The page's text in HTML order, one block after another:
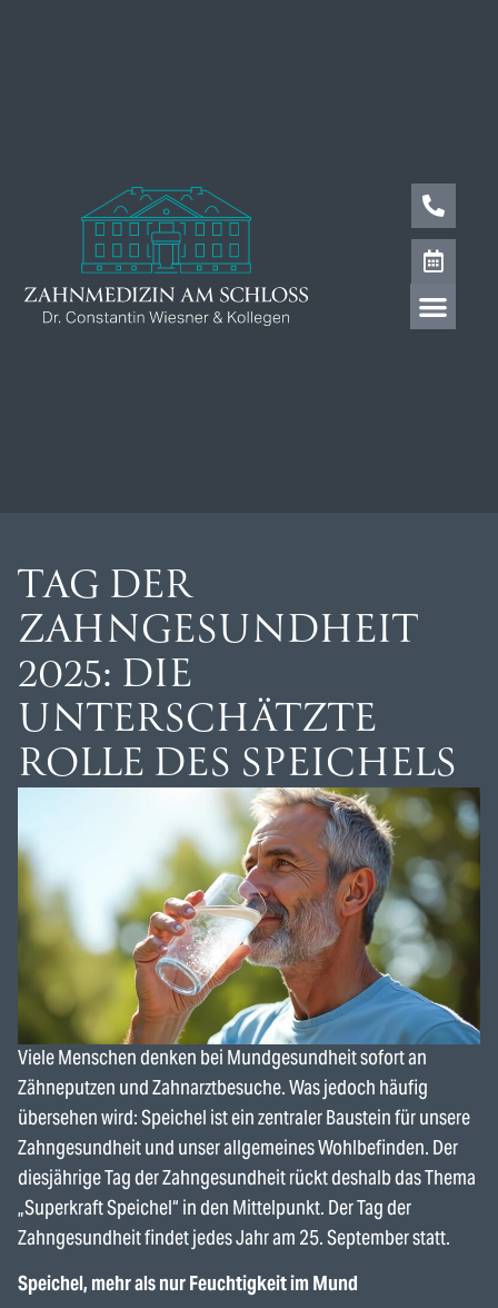
TAG DER
ZAHNGESUNDHEIT
2025: DIE
UNTERSCHÄTZTE
ROLLE DES SPEICHELS
Viele Menschen denken bei Mundgesundheit sofort an
Zähneputzen und Zahnarztbesuche. Was jedoch häufig
übersehen wird: Speichel ist ein zentraler Baustein für unsere
Zahngesundheit und unser allgemeines Wohlbefinden. Der
diesjährige Tag der Zahngesundheit rückt deshalb das Thema
„Superkraft Speichel“ in den Mittelpunkt. Der Tag der
Zahngesundheit findet jedes Jahr am 25. September statt.
Speichel, mehr als nur Feuchtigkeit im Mund